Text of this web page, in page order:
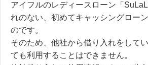
アイフルのレディースローン「
れのない、 初めてキャッシングロー
のです。
そのため、他社から借り入れをして
ても利用することはできません。